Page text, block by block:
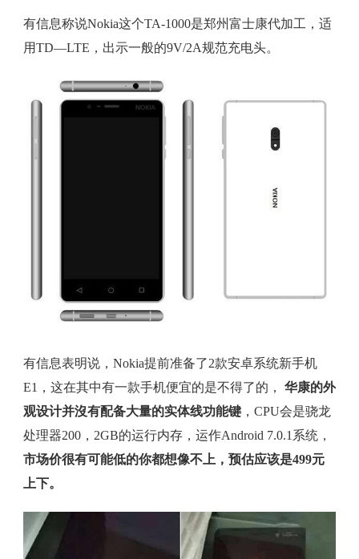
有信息称说Nokia这个TA-1000是郑州富士康代加工，适
用TD—LTE，出示一般的9V/2A规范充电头。
有信息表明说，Nokia提前准备了2款安卓系统新手机
E1，这在其中有一款手机便宜的是不得了的， 华康的外
观设计并沒有配备大量的实体线功能键，CPU会是骁龙
处理器200，2GB的运行内存，运作Android 7.0.1系统，
市场价很有可能低的你都想像不上，预估应该是499元
上下。